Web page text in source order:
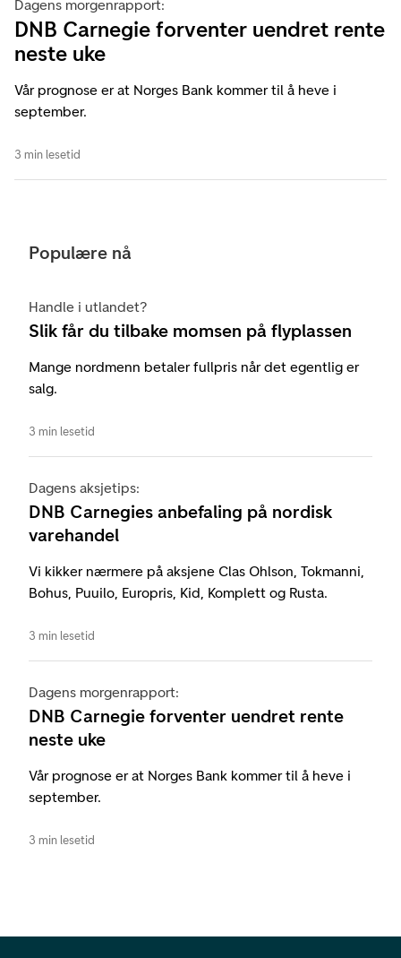
Dagens morgenrapport:
DNB Carnegie forventer uendret rente
neste uke
Vår prognose er at Norges Bank kommer til å heve i
september.
3 min lesetid
Populære nå
Handle i utlandet?
Slik får du tilbake momsen på flyplassen
Mange nordmenn betaler fullpris når det egentlig er
salg.
3 min lesetid
Dagens aksjetips:
DNB Carnegies anbefaling på nordisk
varehandel
Vi kikker nærmere på aksjene Clas Ohlson, Tokmanni,
Bohus, Puuilo, Europris, Kid, Komplett og Rusta.
3 min lesetid
Dagens morgenrapport:
DNB Carnegie forventer uendret rente
neste uke
Vår prognose er at Norges Bank kommer til å heve i
september.
3 min lesetid